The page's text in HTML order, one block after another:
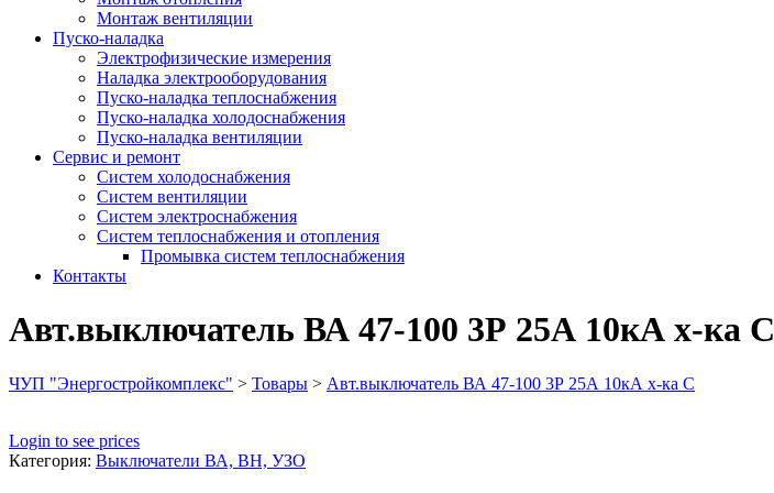
Монтаж вентиляции
Пуско-наладка
Электрофизические измерения
Наладка электрооборудования
Пуско-наладка теплоснабжения
Пуско-наладка холодоснабжения
Пуско-наладка вентиляции
Сервис и ремонт
Систем холодоснабжения
Систем вентиляции
Систем электроснабжения
Систем теплоснабжения и отопления
Промывка систем теплоснабжения
Контакты
Авт.выключатель ВА 47-100 3Р 25А 10кА х-ка С
ЧУП "Энергостройкомплекс" > Товары > Авт.выключатель ВА 47-100 3Р 25А 10кА х-ка С
Login to see prices
Категория: Выключатели ВА, ВН, УЗО